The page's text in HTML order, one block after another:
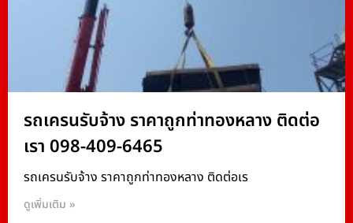
รถเครนรับจ้าง ราคาถูกท่าทองหลาง ติดต่อ
เรา 098-409-6465
รถเครนรับจ้าง ราคาถูกท่าทองหลาง ติดต่อเร
ดูเพิ่มเติม »